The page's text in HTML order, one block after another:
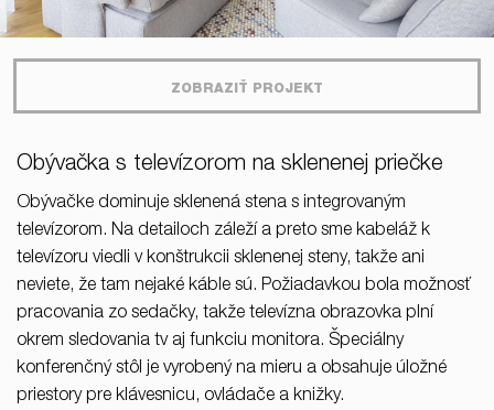
ZOBRAZIŤ PROJEKT
Obývačka s televízorom na sklenenej priečke
Obývačke dominuje sklenená stena s integrovaným
televízorom. Na detailoch záleží a preto sme kabeláž k
televízoru viedli v konštrukcii sklenenej steny, takže ani
neviete, že tam nejaké káble sú. Požiadavkou bola možnosť
pracovania zo sedačky, takže televízna obrazovka plní
okrem sledovania tv aj funkciu monitora. Špeciálny
konferenčný stôl je vyrobený na mieru a obsahuje úložné
priestory pre klávesnicu, ovládače a knižky.